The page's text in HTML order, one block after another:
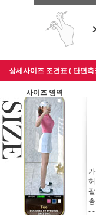
상세사이즈 조견표 ( 단면
사이즈 영역
-